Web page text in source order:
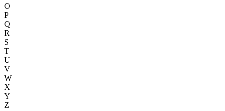
O
P
Q
R
S
T
U
V
W
X
Y
Z